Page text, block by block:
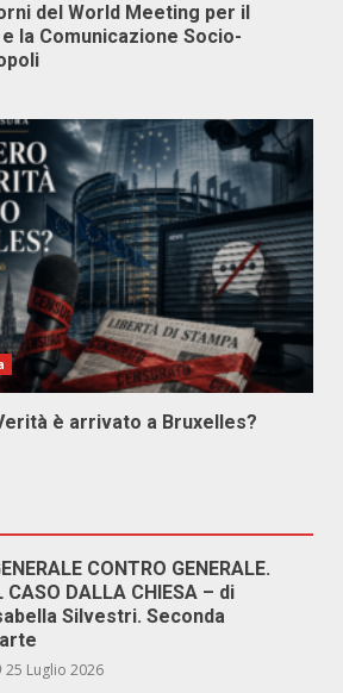
del World Meeting per il
la Comunicazione Socio-
è arrivato a Bruxelles?
CONTRO GENERALE.
CASO DALLA CHIESA – di
Silvestri. Seconda
25 Luglio 2026